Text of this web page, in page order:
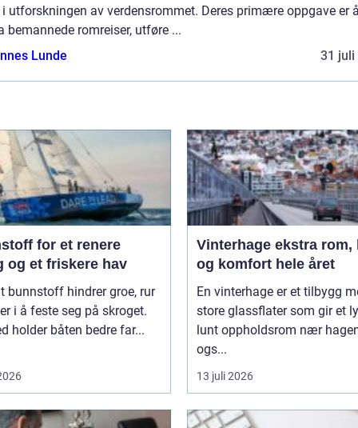
utforskningen av verdensrommet. Deres primære oppgave er
bemannede romreiser, utføre ...
Lunde
31 juli
for et renere
og et friskere hav
bunnstoff hindrer groe, rur
i å feste seg på skroget.
holder båten bedre far...
Vinterhage ekstra rom, lys
og komfort hele året
En vinterhage er et tilbygg
store glassflater som gir et
lunt oppholdsrom nær
ogs...
13 juli 2026